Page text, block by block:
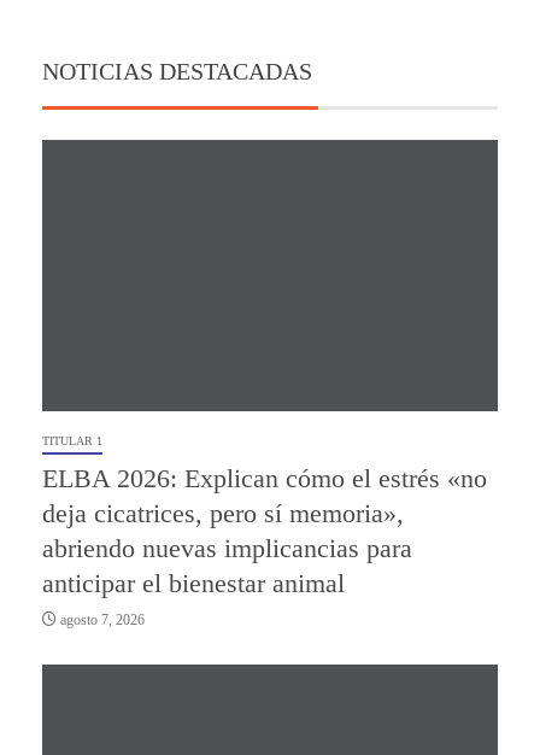
NOTICIAS DESTACADAS
TITULAR 1
ELBA 2026: Explican cómo el estrés «no
deja cicatrices, pero sí memoria»,
abriendo nuevas implicancias para
anticipar el bienestar animal
agosto 7, 2026